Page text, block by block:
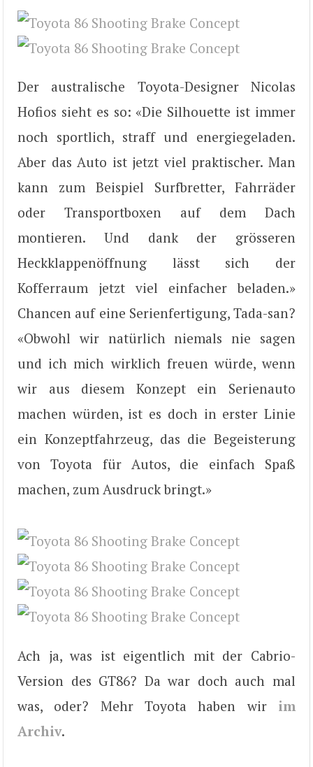
Der australische Toyota-Designer Nicolas
Hofios sieht es so: «Die Silhouette ist immer
noch sportlich, straff und energiegeladen.
Aber das Auto ist jetzt viel praktischer. Man
kann zum Beispiel Surfbretter, Fahrräder
oder Transportboxen auf dem Dach
montieren. Und dank der grösseren
Heckklappenöffnung lässt sich der
Kofferraum jetzt viel einfacher beladen.»
Chancen auf eine Serienfertigung, Tada-san?
«Obwohl wir natürlich niemals nie sagen
und ich mich wirklich freuen würde, wenn
wir aus diesem Konzept ein Serienauto
machen würden, ist es doch in erster Linie
ein Konzeptfahrzeug, das die Begeisterung
von Toyota für Autos, die einfach Spaß
machen, zum Ausdruck bringt.»
Ach ja, was ist eigentlich mit der Cabrio-
Version des GT86? Da war doch auch mal
was, oder? Mehr Toyota haben wir im
Archiv.